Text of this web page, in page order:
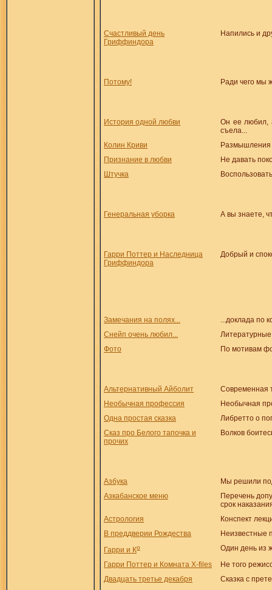
Счастливый день
Гриффиндора
Напились и
Потому! Ради чего мы
История одной любви
Он ее любил,
съела...
Колин Криви
Pазмышления
Признание в любви
Не давать
Штучка
Генеральная уборка А вы знаете,
Гарри Поттер и Наследница
Гриффиндора
Добрый и
Замечания на полях...
...доклада по
Снейп очень любил...
Фото
По мотивам
Альтернативный Айболит
Современная
Необычная профессия
Необычная
Одна простая сказка
Либретто о
Сказ про Белого тапочка и
прочих
Волков
Азбука
Мы решили
Азкабанское меню
Перечень
срок
Астрология
Конспект
В преддверии Рождества
Неизвестные
Гарри и Ко
Один день из
Гарри Поттер и Комната Х-files
Не того
Двадцать третье декабря
Сказка с